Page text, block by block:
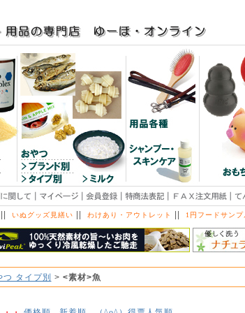
|| いぬグッズ見繕い || わけあり・アウトレット || 1円フードサンプ
つ タイプ別 > <素材>魚